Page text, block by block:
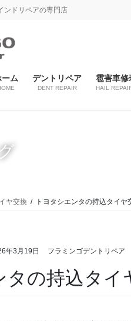
ンドリペアの専門店
ーム デントリペア
DENT REPAIR
雹害車修
HAIL
ヤ交換 トヨタシエンタの持込タイ
年3月19日 フラミンゴデントリペア
タの持込タイ